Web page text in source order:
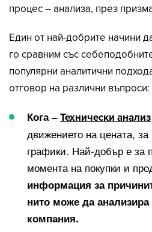
процес – анализа, през
Един от най-добрите начини
го сравним със
популярни аналитични
отговор на различни въпроси:
Кога –Технически анализ
движението на цената,
графики. Най-добър е за
момента на покупки и
информация за
нито може да
компания.